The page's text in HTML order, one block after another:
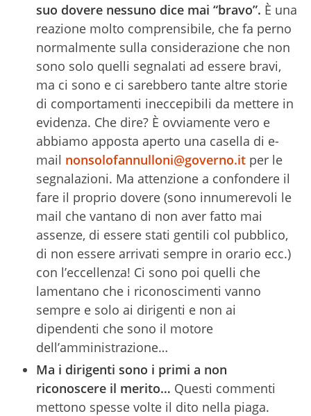
suo dovere nessuno dice mai “bravo”. È una
reazione molto comprensibile, che fa perno
normalmente sulla considerazione che non
sono solo quelli segnalati ad essere bravi,
ma ci sono e ci sarebbero tante altre storie
di comportamenti ineccepibili da mettere in
evidenza. Che dire? È ovviamente vero e
abbiamo apposta aperto una casella di e-
mail nonsolofannulloni@governo.it per le
segnalazioni. Ma attenzione a confondere il
fare il proprio dovere (sono innumerevoli le
mail che vantano di non aver fatto mai
assenze, di essere stati gentili col pubblico,
di non essere arrivati sempre in orario ecc.)
con l’eccellenza! Ci sono poi quelli che
lamentano che i riconoscimenti vanno
sempre e solo ai dirigenti e non ai
dipendenti che sono il motore
dell’amministrazione…
Ma i dirigenti sono i primi a non
riconoscere il merito… Questi commenti
mettono spesse volte il dito nella piaga.